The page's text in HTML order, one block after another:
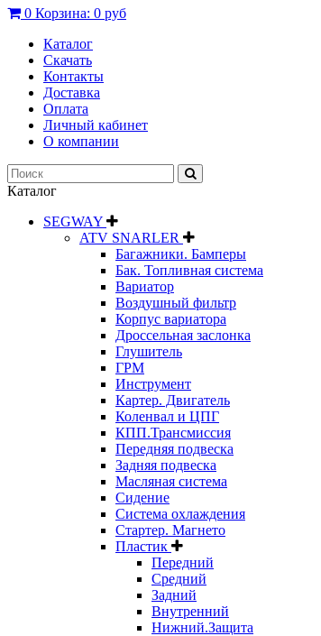
0 Корзина: 0 руб
Каталог
Скачать
Контакты
Доставка
Оплата
Личный кабинет
О компании
Каталог
SEGWAY
ATV SNARLER
Багажники. Бамперы
Бак. Топливная система
Вариатор
Воздушный фильтр
Корпус вариатора
Дроссельная заслонка
Глушитель
ГРМ
Инструмент
Картер. Двигатель
Коленвал и ЦПГ
КПП.Трансмиссия
Передняя подвеска
Задняя подвеска
Масляная система
Сидение
Система охлаждения
Стартер. Магнето
Пластик
Передний
Средний
Задний
Внутренний
Нижний.Защита